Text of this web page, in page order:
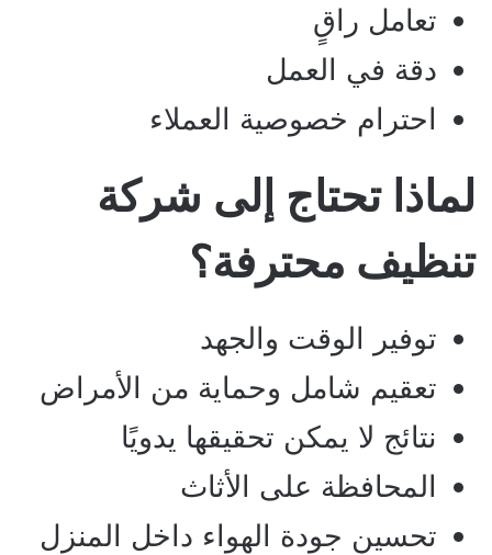
تعامل راقٍ
دقة في العمل
احترام خصوصية العملاء
لماذا تحتاج إلى شركة
تنظيف محترفة؟
توفير الوقت والجهد
تعقيم شامل وحماية من الأمراض
نتائج لا يمكن تحقيقها يدويًا
المحافظة على الأثاث
تحسين جودة الهواء داخل المنزل